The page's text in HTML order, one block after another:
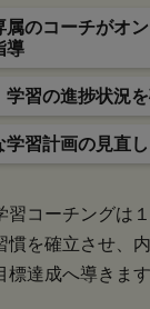
属のコーチがオ
導
学習の進捗状況
学習計画の見直
習コーチングは
慣を確立させ、
達成へ導きます